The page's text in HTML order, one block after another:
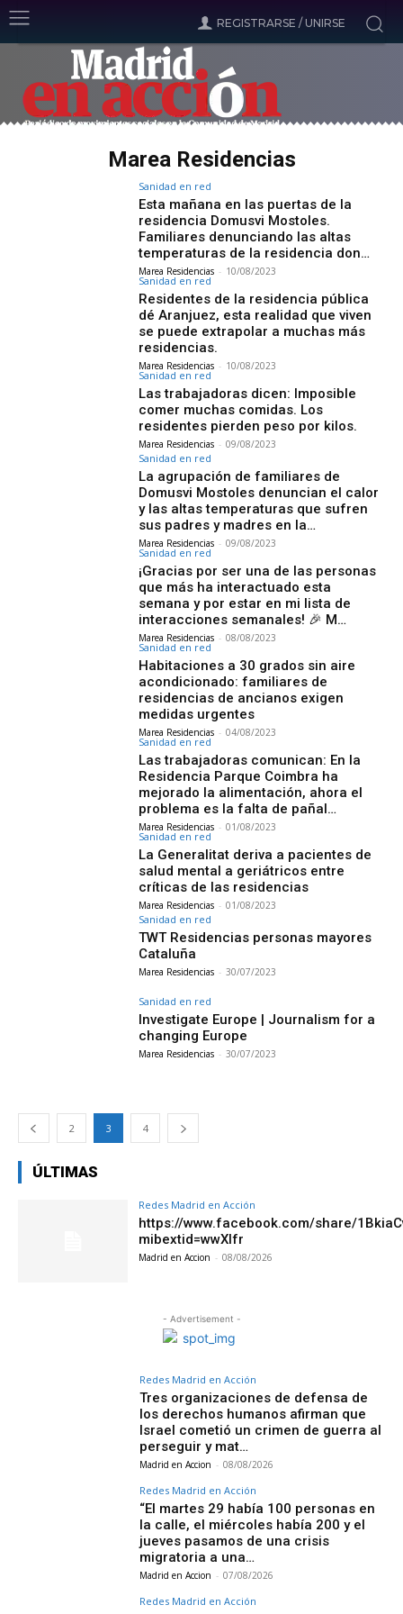
REGISTRARSE / UNIRSE
Marea Residencias
Sanidad en red
Esta mañana en las puertas de la
residencia Domusvi Mostoles.
Familiares denunciando las altas
temperaturas de la residencia don…
Marea Residencias - 10/08/2023
Sanidad en red
Residentes de la residencia pública
dé Aranjuez, esta realidad que viven
se puede extrapolar a muchas más
residencias.
Marea Residencias - 10/08/2023
Sanidad en red
Las trabajadoras dicen: Imposible
comer muchas comidas. Los
residentes pierden peso por kilos.
Marea Residencias - 09/08/2023
Sanidad en red
La agrupación de familiares de
Domusvi Mostoles denuncian el calor
y las altas temperaturas que sufren
sus padres y madres en la…
Marea Residencias - 09/08/2023
Sanidad en red
¡Gracias por ser una de las personas
que más ha interactuado esta
semana y por estar en mi lista de
interacciones semanales! 🎉 M…
Marea Residencias - 08/08/2023
Sanidad en red
Habitaciones a 30 grados sin aire
acondicionado: familiares de
residencias de ancianos exigen
medidas urgentes
Marea Residencias - 04/08/2023
Sanidad en red
Las trabajadoras comunican: En la
Residencia Parque Coimbra ha
mejorado la alimentación, ahora el
problema es la falta de pañal…
Marea Residencias - 01/08/2023
Sanidad en red
La Generalitat deriva a pacientes de
salud mental a geriátricos entre
críticas de las residencias
Marea Residencias - 01/08/2023
Sanidad en red
TWT Residencias personas mayores
Cataluña
Marea Residencias - 30/07/2023
Sanidad en red
Investigate Europe | Journalism for a
changing Europe
Marea Residencias - 30/07/2023
2 3 4
ÚLTIMAS
Redes Madrid en Acción
https://www.facebook.com/share/
mibextid=wwXIfr
Madrid en Accion - 08/08/2026
- Advertisement -
Redes Madrid en Acción
Tres organizaciones de defensa de
los derechos humanos afirman que
Israel cometió un crimen de guerra al
perseguir y mat…
Madrid en Accion - 08/08/2026
Redes Madrid en Acción
“El martes 29 había 100 personas en
la calle, el miércoles había 200 y el
jueves pasamos de una crisis
migratoria a una…
Madrid en Accion - 07/08/2026
Redes Madrid en Acción